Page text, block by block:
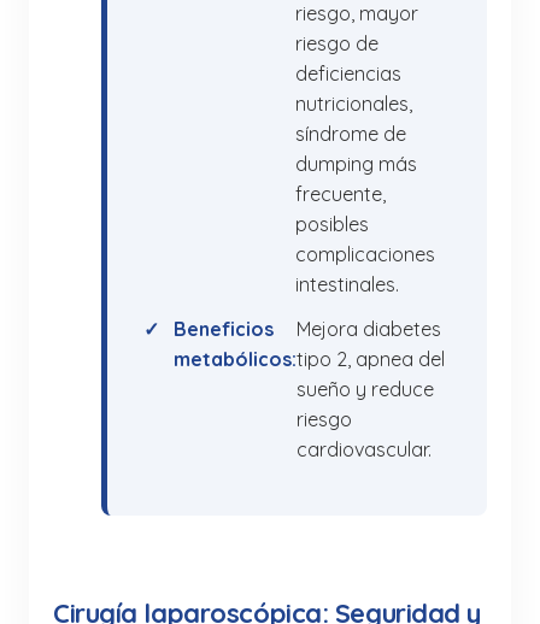
riesgo, mayor
riesgo de
deficiencias
nutricionales,
síndrome de
dumping más
frecuente,
posibles
complicaciones
intestinales.
Beneficios
metabólicos:
Mejora diabetes
tipo 2, apnea del
sueño y reduce
riesgo
cardiovascular.
Cirugía laparoscópica: Seguridad y